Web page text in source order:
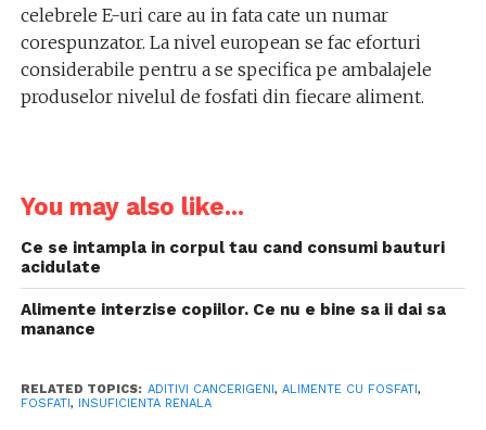
celebrele E-uri care au in fata cate un numar
corespunzator. La nivel european se fac eforturi
considerabile pentru a se specifica pe ambalajele
produselor nivelul de fosfati din fiecare aliment.
You may also like...
Ce se intampla in corpul tau cand consumi bauturi
acidulate
Alimente interzise copiilor. Ce nu e bine sa ii dai sa
manance
RELATED TOPICS: ADITIVI CANCERIGENI, ALIMENTE CU FOSFATI,
FOSFATI, INSUFICIENTA RENALA